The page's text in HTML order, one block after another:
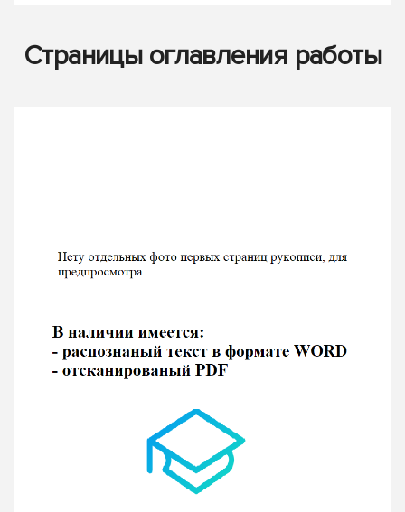
Страницы оглавления работы